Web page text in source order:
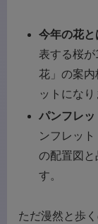
今年の花と
表する桜
花」の案
ットになり
パンフレッ
ンフレッ
の配置図と
す。
ただ漫然と歩